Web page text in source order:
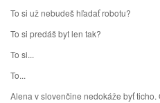
To si už nebudeš hľadať robotu?
To si predáš byt len tak?
To si...
To...
Alena v slovenčine nedokáže byť